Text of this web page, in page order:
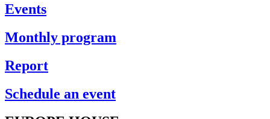
Events
Monthly program
Report
Schedule an event